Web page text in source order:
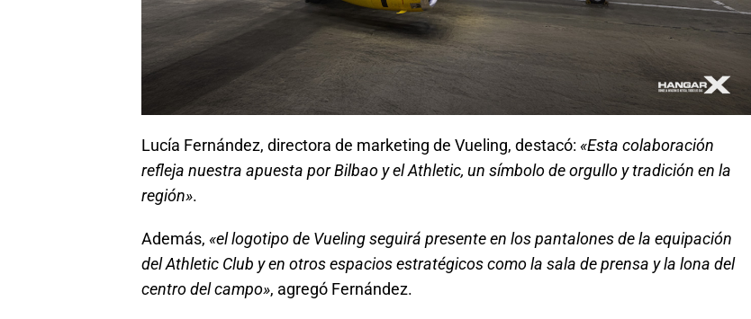
Lucía Fernández, directora de marketing de Vueling, destacó: «Esta colaboración
refleja nuestra apuesta por Bilbao y el Athletic, un símbolo de orgullo y tradición en la
región».
Además, «el logotipo de Vueling seguirá presente en los pantalones de la equipación
del Athletic Club y en otros espacios estratégicos como la sala de prensa y la lona del
centro del campo», agregó Fernández.